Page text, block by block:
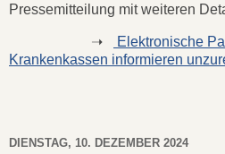
Pressemitteilung mit weiteren
➝
Elektronische
Krankenkassen informieren
DIENSTAG, 10. DEZEMBER 2024